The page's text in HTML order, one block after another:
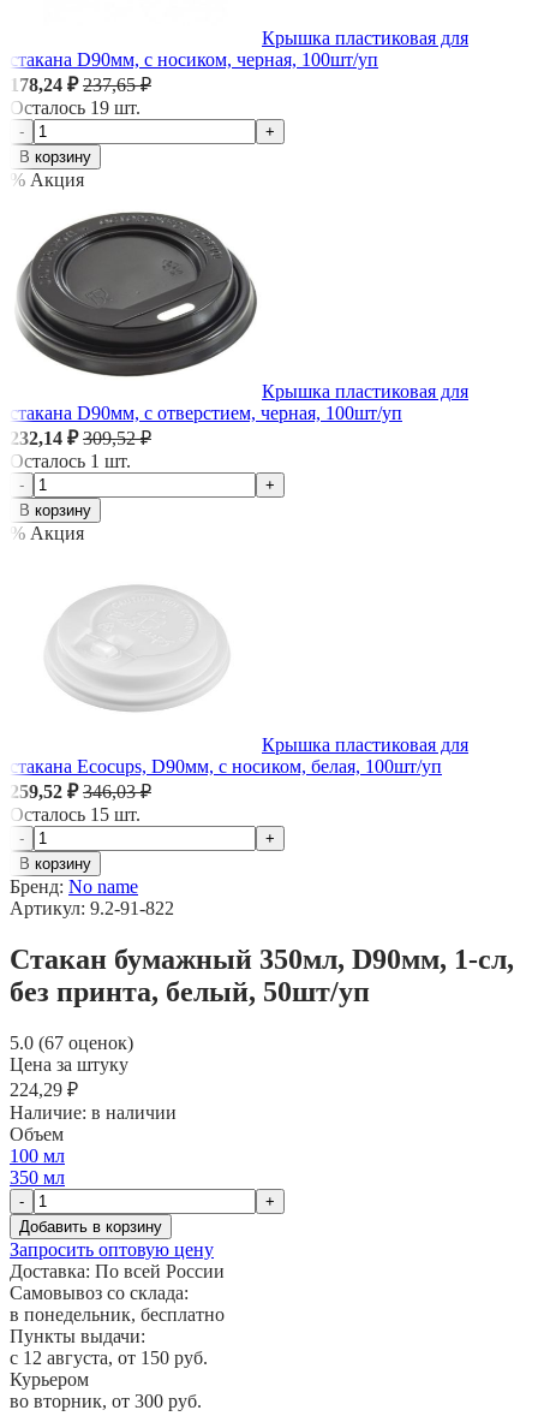
Крышка пластиковая для
стакана D90мм, с носиком, черная, 100шт/уп
178,24 ₽237,65 ₽
Осталось 19 шт.
-
+
В корзину
% Акция
Крышка пластиковая для
стакана D90мм, с отверстием, черная, 100шт/уп
232,14 ₽309,52 ₽
Осталось 1 шт.
-
+
В корзину
% Акция
Крышка пластиковая для
стакана Ecocups, D90мм, с носиком, белая, 100шт/уп
259,52 ₽346,03 ₽
Осталось 15 шт.
-
+
В корзину
Бренд: No name
Артикул: 9.2-91-822
Стакан бумажный 350мл, D90мм, 1-сл,
без принта, белый, 50шт/уп
5.0 (67 оценок)
Цена за штуку
224,29 ₽
Наличие: в наличии
Объем
100 мл
350 мл
-
+
Добавить в корзину
Запросить оптовую цену
Доставка: По всей России
Самовывоз со склада:
в понедельник, бесплатно
Пункты выдачи:
c 12 августа, от 150 руб.
Курьером
во вторник, от 300 руб.